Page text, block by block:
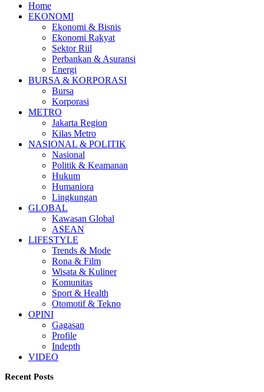
Home
EKONOMI
Ekonomi & Bisnis
Ekonomi Rakyat
Sektor Riil
Perbankan & Asuransi
Energi
BURSA & KORPORASI
Bursa
Korporasi
METRO
Jakarta Region
Kilas Metro
NASIONAL & POLITIK
Nasional
Politik & Keamanan
Hukum
Humaniora
Lingkungan
GLOBAL
Kawasan Global
ASEAN
LIFESTYLE
Trends & Mode
Rona & Film
Wisata & Kuliner
Komunitas
Sport & Health
Otomotif & Tekno
OPINI
Gagasan
Profile
Indepth
VIDEO
Recent Posts